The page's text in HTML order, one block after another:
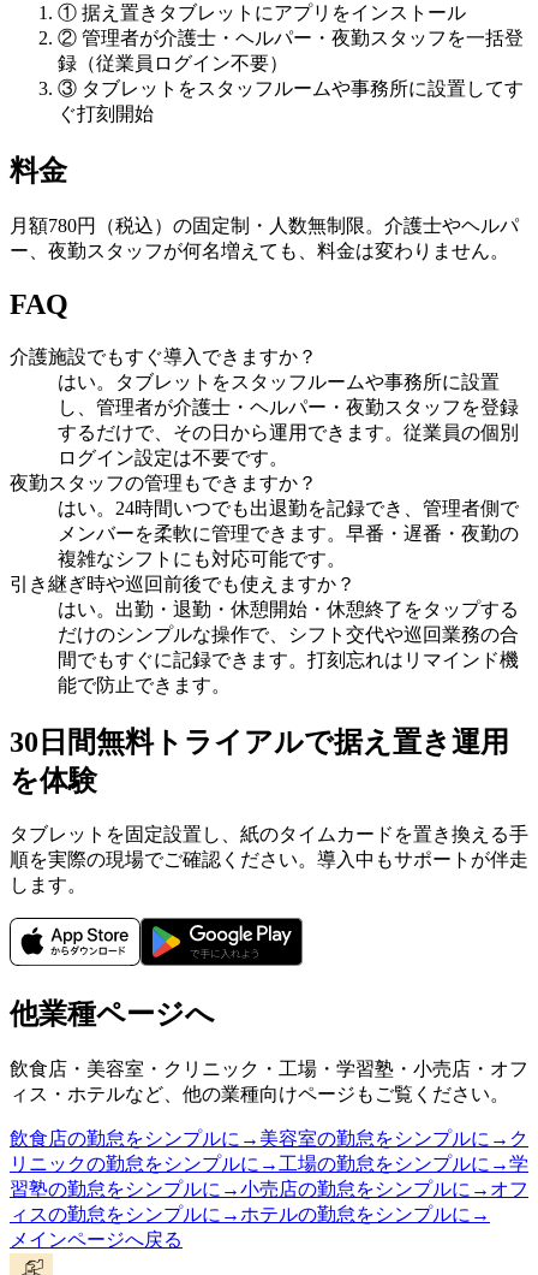
① 据え置きタブレットにアプリをインストール
② 管理者が介護士・ヘルパー・夜勤スタッフを一括登
録（従業員ログイン不要）
③ タブレットをスタッフルームや事務所に設置してす
ぐ打刻開始
料金
月額780円（税込）の固定制・人数無制限。介護士やヘルパ
ー、夜勤スタッフが何名増えても、料金は変わりません。
FAQ
介護施設でもすぐ導入できますか？
はい。タブレットをスタッフルームや事務所に設置
し、管理者が介護士・ヘルパー・夜勤スタッフを登録
するだけで、その日から運用できます。従業員の個別
ログイン設定は不要です。
夜勤スタッフの管理もできますか？
はい。24時間いつでも出退勤を記録でき、管理者側で
メンバーを柔軟に管理できます。早番・遅番・夜勤の
複雑なシフトにも対応可能です。
引き継ぎ時や巡回前後でも使えますか？
はい。出勤・退勤・休憩開始・休憩終了をタップする
だけのシンプルな操作で、シフト交代や巡回業務の合
間でもすぐに記録できます。打刻忘れはリマインド機
能で防止できます。
30日間無料トライアルで据え置き運用
を体験
タブレットを固定設置し、紙のタイムカードを置き換える手
順を実際の現場でご確認ください。導入中もサポートが伴走
します。
他業種ページへ
飲食店・美容室・クリニック・工場・学習塾・小売店・オフ
ィス・ホテルなど、他の業種向けページもご覧ください。
飲食店の勤怠をシンプルに → 美容室の勤怠をシンプルに → ク
リニックの勤怠をシンプルに → 工場の勤怠をシンプルに →学
習塾の勤怠をシンプルに →小売店の勤怠をシンプルに → オフ
ィスの勤怠をシンプルに → ホテルの勤怠をシンプルに →
メインページへ戻る